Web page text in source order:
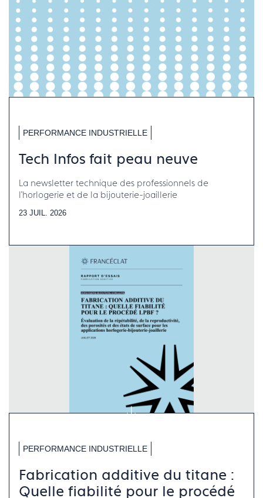
PERFORMANCE INDUSTRIELLE
Tech Infos fait peau neuve
La newsletter technique des professionnels de
l'horlogerie et de la bijouterie-joaillerie
23 JUIL. 2026
PERFORMANCE INDUSTRIELLE
Fabrication additive du titane :
Quelle fiabilité pour le procédé